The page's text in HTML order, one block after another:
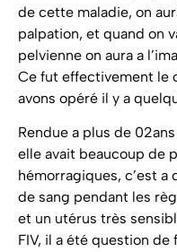
de cette maladie, on
palpation, et quand on
pelvienne on aura a
Ce fut effectivement le
avons opéré il y a
Rendue a plus de
elle avait beaucoup de
hémorragiques, c’est a
de sang pendant les
et un utérus très
FIV, il a été question